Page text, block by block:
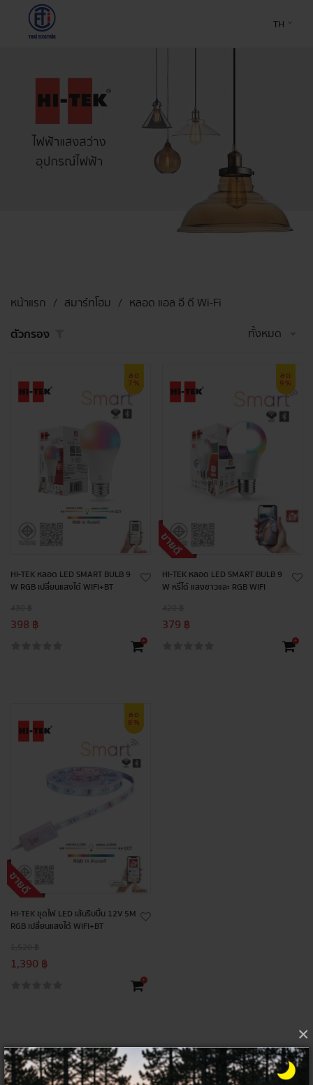
×
TH
หน้าแรก สมาร์ทโฮม
หลอด แอล อี ดี Wi-Fi
ตัวกรอง
ทั้งหมด
ลด
7%
HI-TEK หลอด LED SMART BULB 9
W RGB เปลี่ยนแสงได้ WIFI+BT
398 ฿
+
ลด
9%
HI-TEK หลอด LED SMART BULB 9
W หรี่ได้ แสงขาวและ RGB WIFI
379 ฿
+
ลด
8%
HI-TEK ชุดไฟ LED เส้นริบบิ้น 12V 5M
RGB เปลี่ยนแสงได้ WIFI+BT
1,390 ฿
+